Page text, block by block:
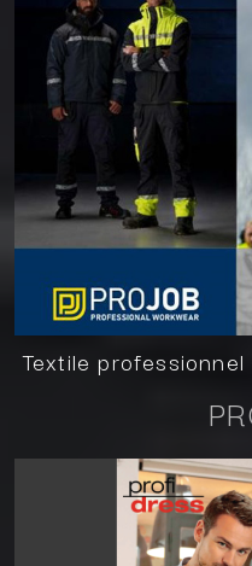
Textile professionnel